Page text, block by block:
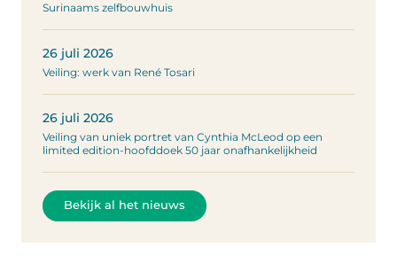
Surinaams zelfbouwhuis
26 juli 2026
Veiling: werk van René Tosari
26 juli 2026
Veiling van uniek portret van Cynthia McLeod op een
limited edition-hoofddoek 50 jaar onafhankelijkheid
Bekijk al het nieuws